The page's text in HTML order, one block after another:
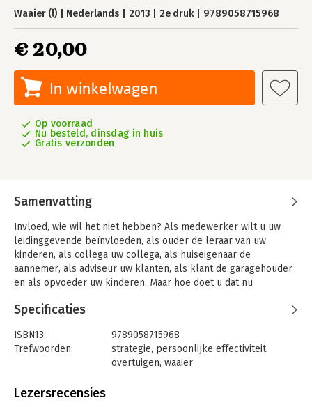
Waaier (l) Nederlands 2013 2e druk 9789058715968
€ 20,00
In winkelwagen
Op voorraad
Nu besteld, dinsdag in huis
Gratis verzonden
Samenvatting
Invloed, wie wil het niet hebben? Als medewerker wilt u uw
leidinggevende beïnvloeden, als ouder de leraar van uw
kinderen, als collega uw collega, als huiseigenaar de
aannemer, als adviseur uw klanten, als klant de garagehouder
en als opvoeder uw kinderen. Maar hoe doet u dat nu
Het vergroten van uw invloed begint met het beantwoorden
van twee vragen: Wat wil ik bereiken in deze situatie (doel)? En
hoe kan ik dat het beste aanpakken (strategie)? Vervolgens
neemt u het initiatief (beweging). Dit 1-2-3-tje is de basis. Doel,
Deze handige waaier laat zien in welke dagelijkse situaties
Specificaties
ISBN13:
9789058715968
Trefwoorden:
strategie, persoonlijke effectiviteit,
overtuigen, waaier
Bindwijze:
Lezersrecensies